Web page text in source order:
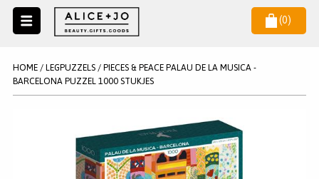
(0)
SALE
HOME/ LEGPUZZELS/ PIECES & PEACE PALAU DE LA MUSICA -
BARCELONA PUZZEL 1000 STUKJES
NIEUWSBRIEF
Wil je als eerste op de hoogste zijn van het laatste nieuws en